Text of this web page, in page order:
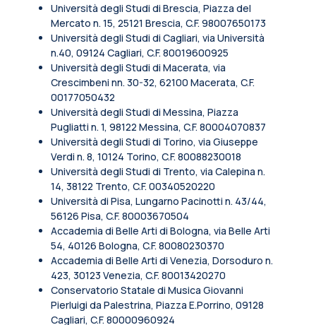
Università degli Studi di Brescia, Piazza del
Mercato n. 15, 25121 Brescia, C.F. 98007650173
Università degli Studi di Cagliari, via Università
n.40, 09124 Cagliari, C.F. 80019600925
Università degli Studi di Macerata, via
Crescimbeni nn. 30-32, 62100 Macerata, C.F.
00177050432
Università degli Studi di Messina, Piazza
Pugliatti n. 1, 98122 Messina, C.F. 80004070837
Università degli Studi di Torino, via Giuseppe
Verdi n. 8, 10124 Torino, C.F. 80088230018
Università degli Studi di Trento, via Calepina n.
14, 38122 Trento, C.F. 00340520220
Università di Pisa, Lungarno Pacinotti n. 43/44,
56126 Pisa, C.F. 80003670504
Accademia di Belle Arti di Bologna, via Belle Arti
54, 40126 Bologna, C.F. 80080230370
Accademia di Belle Arti di Venezia, Dorsoduro n.
423, 30123 Venezia, C.F. 80013420270
Conservatorio Statale di Musica Giovanni
Pierluigi da Palestrina, Piazza E.Porrino, 09128
Cagliari, C.F. 80000960924